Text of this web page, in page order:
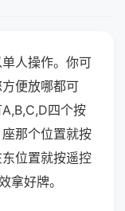
人操作。你可
便放哪都可
四个按
那个位置就按
位置就按遥控
拿好牌。